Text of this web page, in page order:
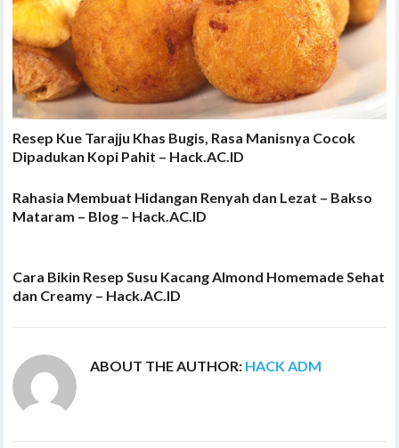
Resep Kue Tarajju Khas Bugis, Rasa Manisnya Cocok
Dipadukan Kopi Pahit – Hack.AC.ID
Rahasia Membuat Hidangan Renyah dan Lezat – Bakso
Mataram – Blog – Hack.AC.ID
Cara Bikin Resep Susu Kacang Almond Homemade Sehat
dan Creamy – Hack.AC.ID
ABOUT THE AUTHOR: HACK ADM